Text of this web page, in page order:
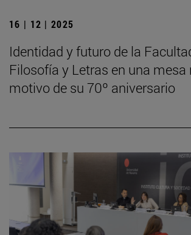
16 | 12 | 2025
Identidad y futuro de la
Filosofía y Letras en una mesa
motivo de su 70º aniversario